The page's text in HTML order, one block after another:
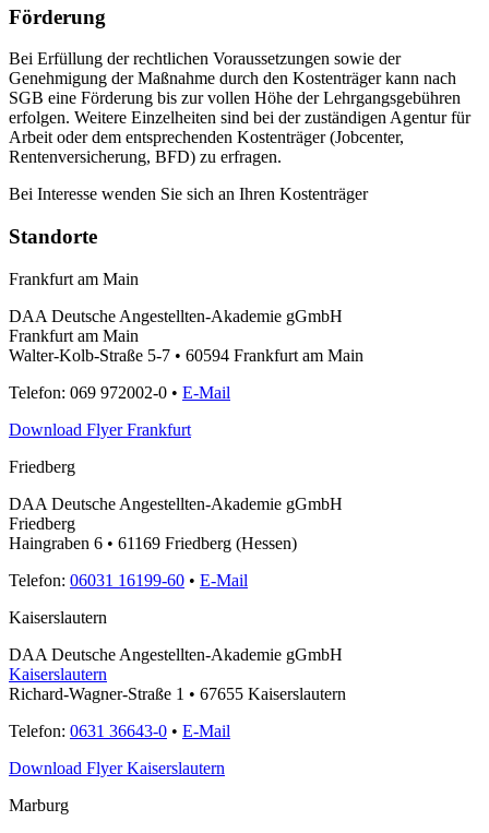
Förderung
Bei Erfüllung der rechtlichen Voraussetzungen sowie der
Genehmigung der Maßnahme durch den Kostenträger kann nach
SGB eine Förderung bis zur vollen Höhe der Lehrgangsgebühren
erfolgen. Weitere Einzelheiten sind bei der zuständigen Agentur für
Arbeit oder dem entsprechenden Kostenträger (Jobcenter,
Rentenversicherung, BFD) zu erfragen.
Bei Interesse wenden Sie sich an Ihren Kostenträger
Standorte
Frankfurt am Main
DAA Deutsche Angestellten-Akademie gGmbH
Frankfurt am Main
Walter-Kolb-Straße 5-7 • 60594 Frankfurt am Main
Telefon: 069 972002-0 • E-Mail
Download Flyer Frankfurt
Friedberg
DAA Deutsche Angestellten-Akademie gGmbH
Friedberg
Haingraben 6 • 61169 Friedberg (Hessen)
Telefon: 06031 16199-60 • E-Mail
Kaiserslautern
DAA Deutsche Angestellten-Akademie gGmbH
Kaiserslautern
Richard-Wagner-Straße 1 • 67655 Kaiserslautern
Telefon: 0631 36643-0 • E-Mail
Download Flyer Kaiserslautern
Marburg